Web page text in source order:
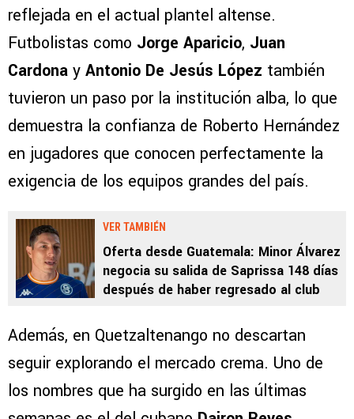
reflejada en el actual plantel altense.
Futbolistas como Jorge Aparicio, Juan
Cardona y Antonio De Jesús López también
tuvieron un paso por la institución alba, lo que
demuestra la confianza de Roberto Hernández
en jugadores que conocen perfectamente la
exigencia de los equipos grandes del país.
VER TAMBIÉN
Oferta desde Guatemala: Minor Álvarez
negocia su salida de Saprissa 148 días
después de haber regresado al club
Además, en Quetzaltenango no descartan
seguir explorando el mercado crema. Uno de
los nombres que ha surgido en las últimas